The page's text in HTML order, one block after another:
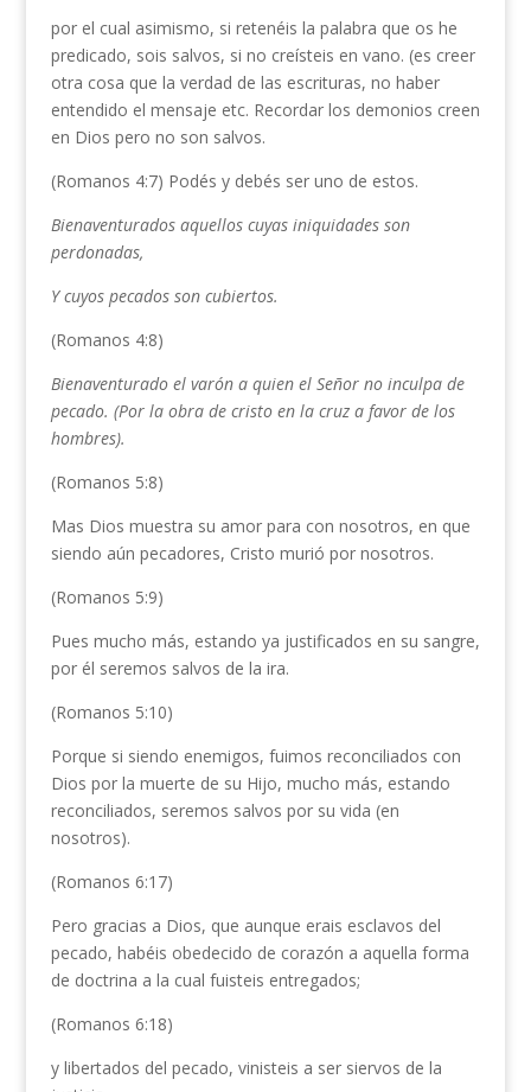
por el cual asimismo, si retenéis la palabra que os he
predicado, sois salvos, si no creísteis en vano. (es creer
otra cosa que la verdad de las escrituras, no haber
entendido el mensaje etc. Recordar los demonios creen
en Dios pero no son salvos.
(Romanos 4:7) Podés y debés ser uno de estos.
Bienaventurados aquellos cuyas iniquidades son
perdonadas,
Y cuyos pecados son cubiertos.
(Romanos 4:8)
Bienaventurado el varón a quien el Señor no inculpa de
pecado. (Por la obra de cristo en la cruz a favor de los
hombres).
(Romanos 5:8)
Mas Dios muestra su amor para con nosotros, en que
siendo aún pecadores, Cristo murió por nosotros.
(Romanos 5:9)
Pues mucho más, estando ya justificados en su sangre,
por él seremos salvos de la ira.
(Romanos 5:10)
Porque si siendo enemigos, fuimos reconciliados con
Dios por la muerte de su Hijo, mucho más, estando
reconciliados, seremos salvos por su vida (en
nosotros).
(Romanos 6:17)
Pero gracias a Dios, que aunque erais esclavos del
pecado, habéis obedecido de corazón a aquella forma
de doctrina a la cual fuisteis entregados;
(Romanos 6:18)
y libertados del pecado, vinisteis a ser siervos de la